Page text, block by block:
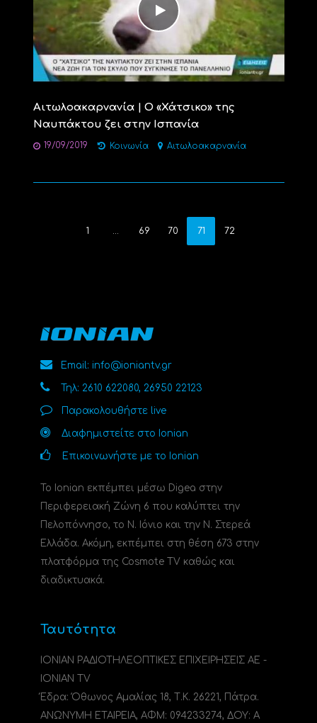
Αιτωλοακαρνανία | Ο «Χάτσικο» της
Ναυπάκτου ζει στην Ισπανία
19/09/2019 Κοινωνία Αιτωλοακαρνανία
1 69 70 71 72
Email: info@ioniantv.gr
Τηλ: 2610 622080, 26950 22123
Παρακολουθήστε live
Διαφημιστείτε στο Ionian
Επικοινωνήστε με το Ionian
Το Ionian εκπέμπει μέσω Digea στην
Περιφερειακή Ζώνη 6 που καλύπτει την
Πελοπόννησο, το N. Ιόνιο και την Ν. Στερεά
Ελλάδα. Ακόμη, εκπέμπει στη θέση 673 στην
πλατφόρμα της Cosmote TV καθώς και
διαδικτυακά.
Ταυτότητα
ΙΟΝΙΑΝ ΡΑΔΙΟΤΗΛΕΟΠΤΙΚΕΣ ΕΠΙΧΕΙΡΗΣΕΙΣ ΑΕ -
IONIAN TV
Έδρα: Όθωνος Αμαλίας 18, Τ.Κ. 26221, Πάτρα.
ΑΝΩΝΥΜΗ ΕΤΑΙΡΕΙΑ, ΑΦΜ: 094233274, ΔΟΥ: A